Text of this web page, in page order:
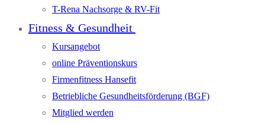
T-Rena Nachsorge & RV-Fit
Fitness & Gesundheit
Kursangebot
online Präventionskurs
Firmenfitness Hansefit
Betriebliche Gesundheitsförderung (BGF)
Mitglied werden